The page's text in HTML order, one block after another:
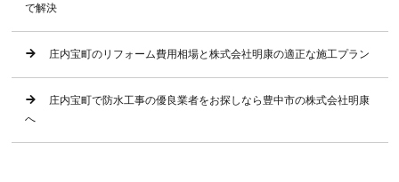
で解決
庄内宝町のリフォーム費用相場と株式会社明康の適正な施工プラン
庄内宝町で防水工事の優良業者をお探しなら豊中市の株式会社明康
へ